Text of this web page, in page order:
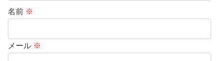
名前 ※
メール ※